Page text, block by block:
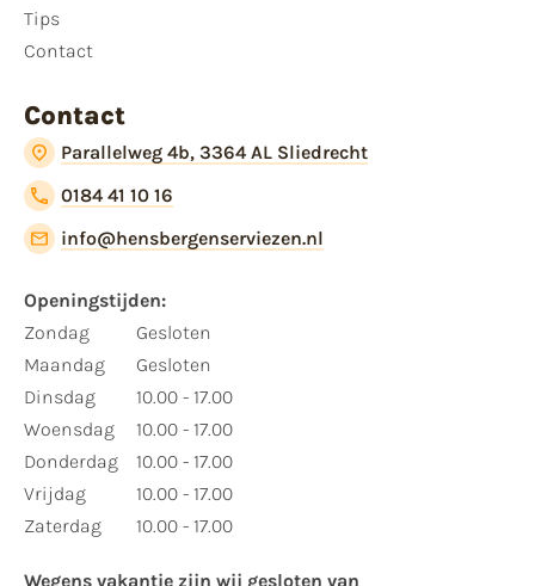
Tips
Contact
Contact
Parallelweg 4b, 3364 AL Sliedrecht
0184 41 10 16
info@hensbergenserviezen.nl
Openingstijden:​
​Zondag
Maandag
Dinsdag
Woensdag
Donderdag
Vrijdag
Zaterdag
Gesloten
Gesloten
10.00 - 17.00
10.00 - 17.00
10.00 - 17.00
10.00 - 17.00
10.00 - 17.00
Wegens vakantie zijn wij gesloten van ​